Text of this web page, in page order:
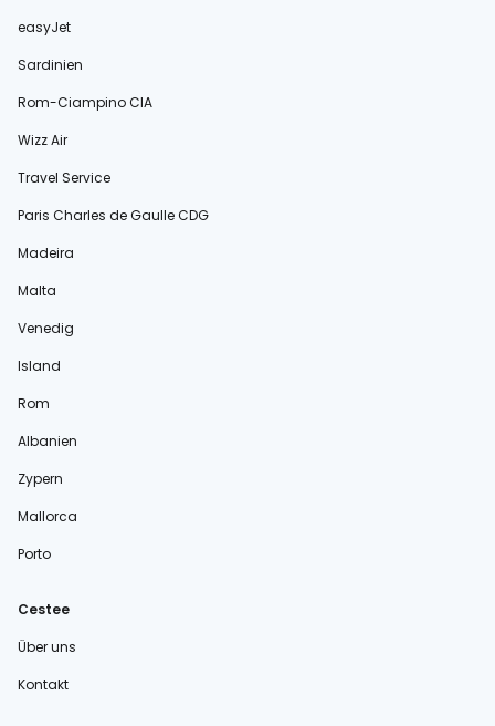
easyJet
Sardinien
Rom-Ciampino CIA
Wizz Air
Travel Service
Paris Charles de Gaulle CDG
Madeira
Malta
Venedig
Island
Rom
Albanien
Zypern
Mallorca
Porto
Cestee
Über uns
Kontakt